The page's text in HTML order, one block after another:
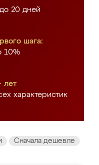
20 дней
шага:
10%
лет
характеристик
Сначала дешевле